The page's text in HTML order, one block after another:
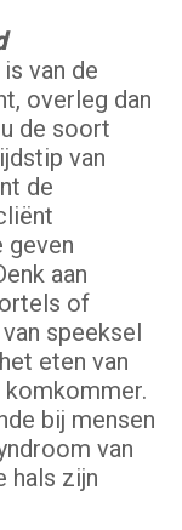
van de
overleg dan
de soort
van
de
geven
aan
of
speeksel
eten van
bij mensen
van
hals zijn